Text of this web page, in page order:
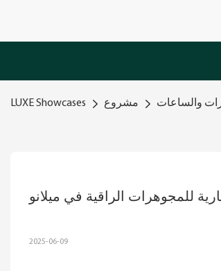
LUXE Showcases مشروع والساعات
للمجوهرات الراقية في ميلانو
2025-06-09